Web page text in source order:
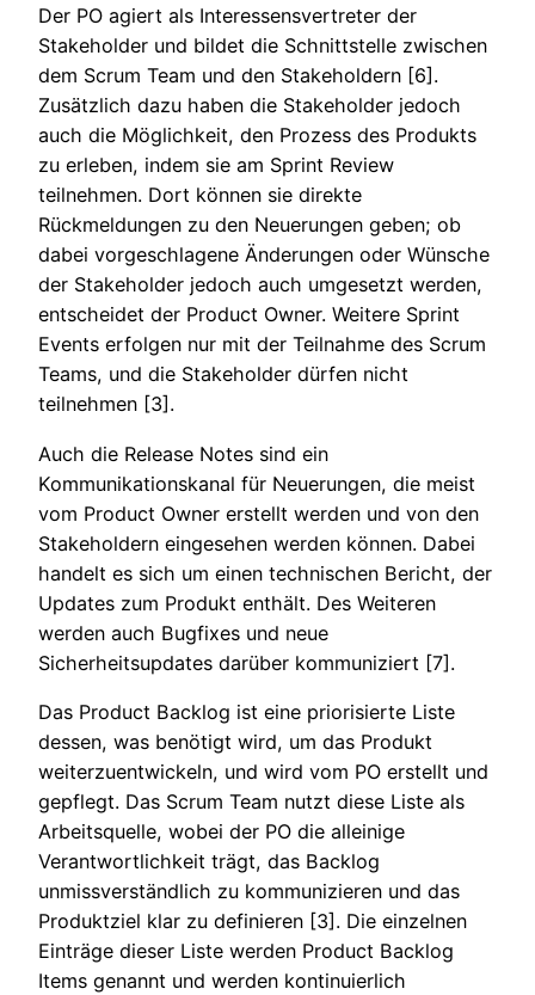
Der PO agiert als Interessensvertreter der
Stakeholder und bildet die Schnittstelle zwischen
dem Scrum Team und den Stakeholdern [6].
Zusätzlich dazu haben die Stakeholder jedoch
auch die Möglichkeit, den Prozess des Produkts
zu erleben, indem sie am Sprint Review
teilnehmen. Dort können sie direkte
Rückmeldungen zu den Neuerungen geben; ob
dabei vorgeschlagene Änderungen oder Wünsche
der Stakeholder jedoch auch umgesetzt werden,
entscheidet der Product Owner. Weitere Sprint
Events erfolgen nur mit der Teilnahme des Scrum
Teams, und die Stakeholder dürfen nicht
teilnehmen [3].
Auch die Release Notes sind ein
Kommunikationskanal für Neuerungen, die meist
vom Product Owner erstellt werden und von den
Stakeholdern eingesehen werden können. Dabei
handelt es sich um einen technischen Bericht, der
Updates zum Produkt enthält. Des Weiteren
werden auch Bugfixes und neue
Sicherheitsupdates darüber kommuniziert [7].
Das Product Backlog ist eine priorisierte Liste
dessen, was benötigt wird, um das Produkt
weiterzuentwickeln, und wird vom PO erstellt und
gepflegt. Das Scrum Team nutzt diese Liste als
Arbeitsquelle, wobei der PO die alleinige
Verantwortlichkeit trägt, das Backlog
unmissverständlich zu kommunizieren und das
Produktziel klar zu definieren [3]. Die einzelnen
Einträge dieser Liste werden Product Backlog
Items genannt und werden kontinuierlich